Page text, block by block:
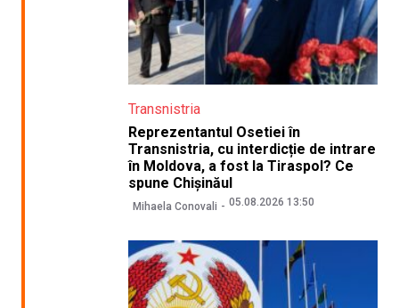
Transnistria
Reprezentantul Osetiei în
Transnistria, cu interdicție de intrare
în Moldova, a fost la Tiraspol? Ce
spune Chișinăul
Mihaela Conovali 05.08.2026 13:50